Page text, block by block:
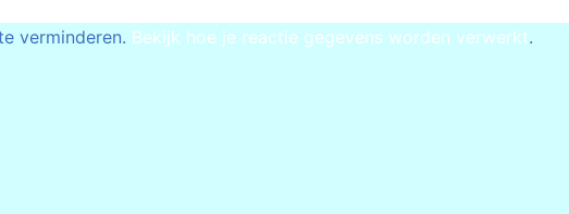
verminderen. Bekijk hoe je reactie gegevens worden verwerkt.